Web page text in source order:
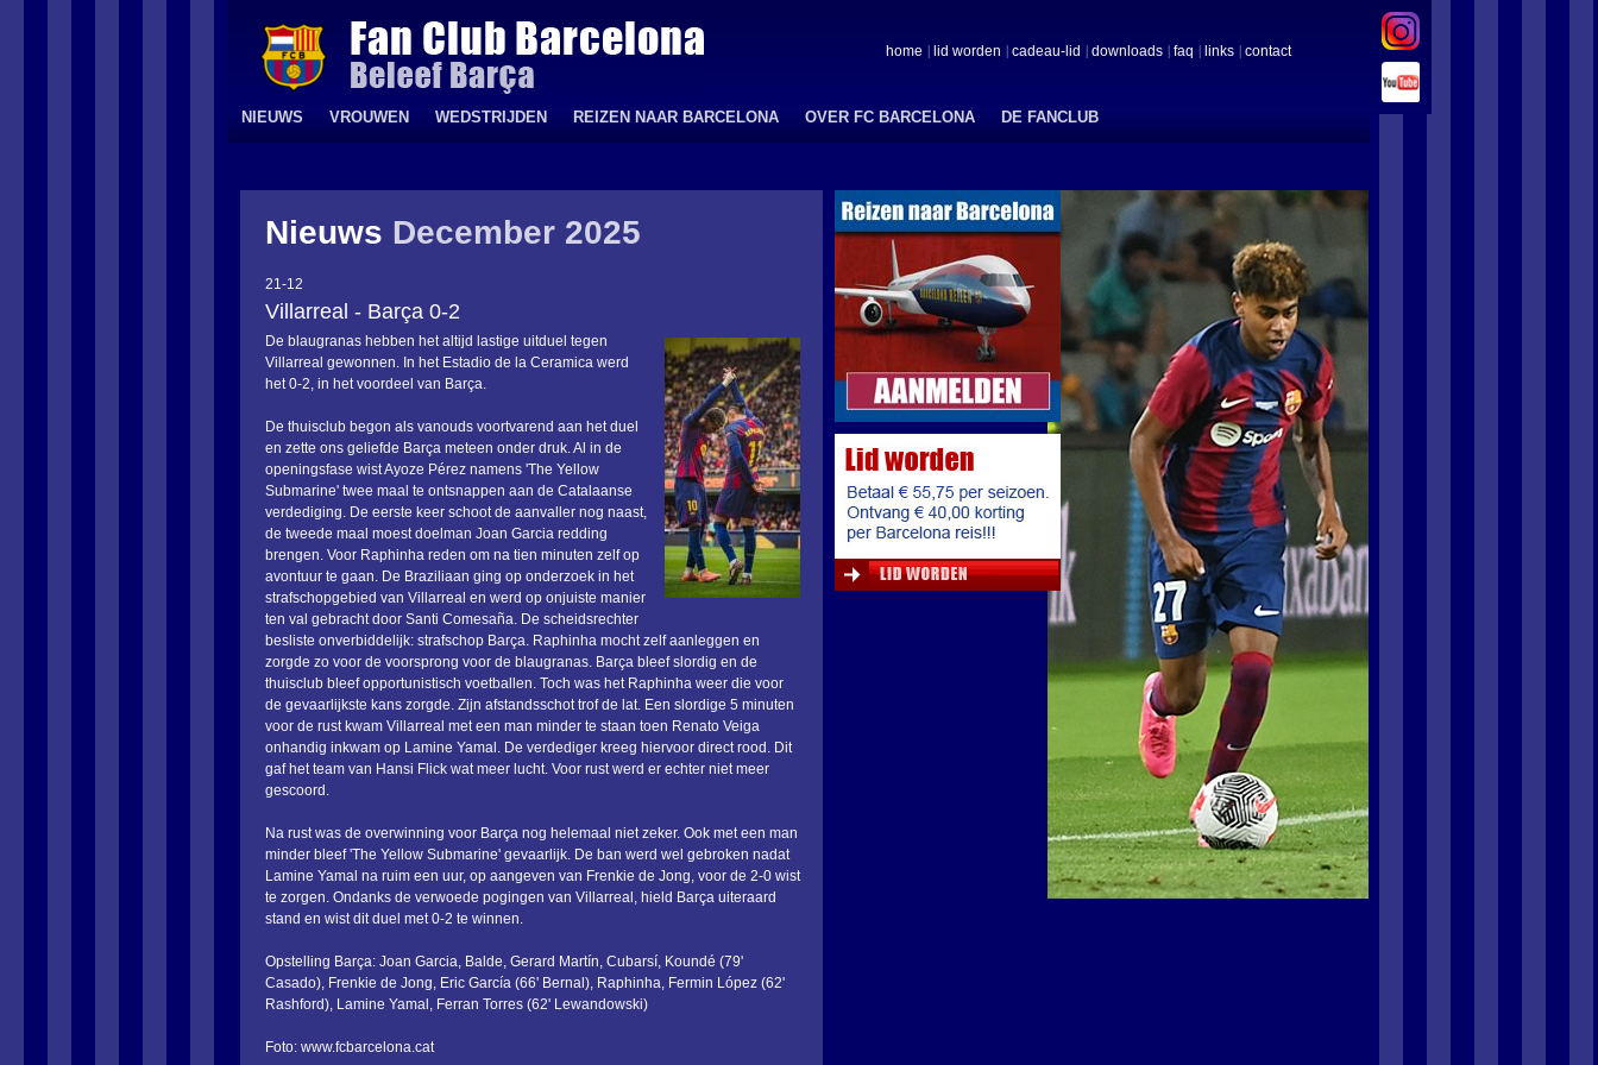
home lid worden cadeau-lid downloads faq links contact
NIEUWS VROUWEN WEDSTRIJDEN REIZEN NAAR BARCELONA OVER FC BARCELONA DE FANCLUB
Nieuws December 2025
21-12
Villarreal - Barça 0-2
De blaugranas hebben het altijd lastige uitduel tegen
Villarreal gewonnen. In het Estadio de la Ceramica werd
het 0-2, in het voordeel van Barça.
De thuisclub begon als vanouds voortvarend aan het duel
en zette ons geliefde Barça meteen onder druk. Al in de
openingsfase wist Ayoze Pérez namens 'The Yellow
Submarine' twee maal te ontsnappen aan de Catalaanse
verdediging. De eerste keer schoot de aanvaller nog naast,
de tweede maal moest doelman Joan Garcia redding
brengen. Voor Raphinha reden om na tien minuten zelf op
avontuur te gaan. De Braziliaan ging op onderzoek in het
strafschopgebied van Villarreal en werd op onjuiste manier
ten val gebracht door Santi Comesaña. De scheidsrechter
besliste onverbiddelijk: strafschop Barça. Raphinha mocht zelf aanleggen en
zorgde zo voor de voorsprong voor de blaugranas. Barça bleef slordig en de
thuisclub bleef opportunistisch voetballen. Toch was het Raphinha weer die voor
de gevaarlijkste kans zorgde. Zijn afstandsschot trof de lat. Een slordige 5 minuten
voor de rust kwam Villarreal met een man minder te staan toen Renato Veiga
onhandig inkwam op Lamine Yamal. De verdediger kreeg hiervoor direct rood. Dit
gaf het team van Hansi Flick wat meer lucht. Voor rust werd er echter niet meer
gescoord.
Na rust was de overwinning voor Barça nog helemaal niet zeker. Ook met een man
minder bleef 'The Yellow Submarine' gevaarlijk. De ban werd wel gebroken nadat
Lamine Yamal na ruim een uur, op aangeven van Frenkie de Jong, voor de 2-0 wist
te zorgen. Ondanks de verwoede pogingen van Villarreal, hield Barça uiteraard
stand en wist dit duel met 0-2 te winnen.
Opstelling Barça: Joan Garcia, Balde, Gerard Martín, Cubarsí, Koundé (79'
Casado), Frenkie de Jong, Eric García (66' Bernal), Raphinha, Fermin López (62'
Rashford), Lamine Yamal, Ferran Torres (62' Lewandowski)
Foto: www.fcbarcelona.cat